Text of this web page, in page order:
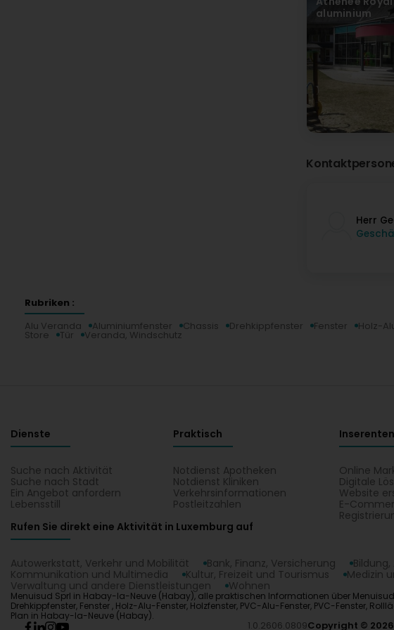
aluminium
Herr
Rubriken :
Alu Veranda
Aluminiumfenster Chassis Drehkippfenster Fenster Holz-
Store Tür Veranda, Windschutz
Dienste
Suche nach Aktivität
Suche nach Stadt
Ein Angebot anfordern
Lebensstill
Praktisch
Notdienst Apotheken
Notdienst Kliniken
Verkehrsinformationen
Postleitzahlen
Inserenten
Online
Digitale
Website
E-
Rufen Sie direkt eine Aktivität in Luxemburg auf
Autowerkstatt, Verkehr und Mobilität Bank, Finanz, Versicherung
Kommunikation und Multimedia
Kultur, Freizeit und Tourismus Medizin
Verwaltung und andere Dienstleistungen
Wohnen
Menuisud Sprl in Habay-la-Neuve (Habay), alle praktischen Informationen über
Drehkippfenster, Fenster , Holz-Alu-Fenster, Holzfenster, PVC-Alu-Fenster, PVC-Fenster,
Plan in Habay-la-Neuve (Habay).
1.0.2606.0809Copyright © 2026